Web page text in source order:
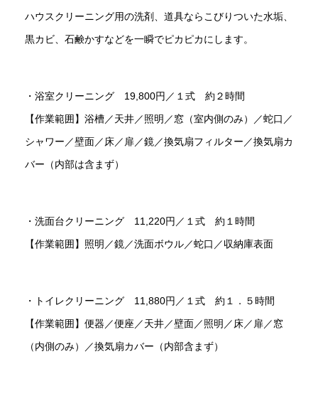
ハウスクリーニング用の洗剤、道具ならこびりついた水垢、
黒カビ、石鹸かすなどを一瞬でピカピカにします。
・浴室クリーニング 19,800円／１式 約２時間
【作業範囲】浴槽／天井／照明／窓（室内側のみ）／蛇口／
シャワー／壁面／床／扉／鏡／換気扇フィルター／換気扇カ
バー（内部は含まず）
・洗面台クリーニング 11,220円／１式 約１時間
【作業範囲】照明／鏡／洗面ボウル／蛇口／収納庫表面
・トイレクリーニング 11,880円／１式 約１．５時間
【作業範囲】便器／便座／天井／壁面／照明／床／扉／窓
（内側のみ）／換気扇カバー（内部含まず）